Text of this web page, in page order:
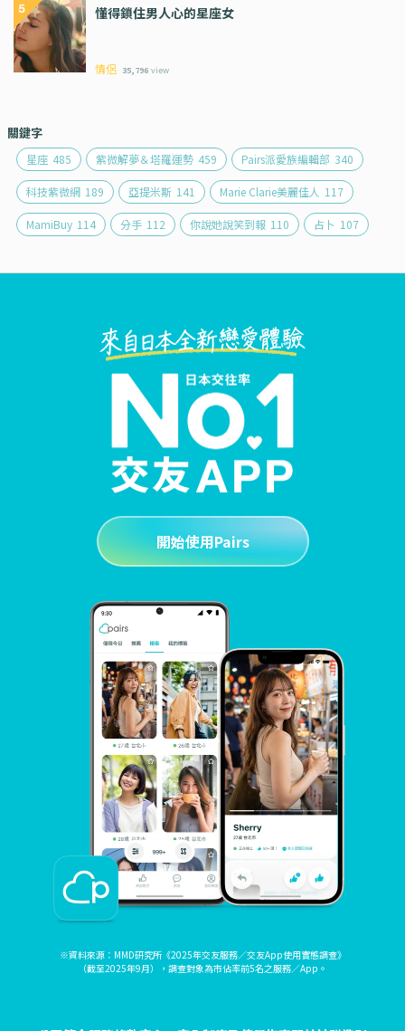
懂得鎖住男人心的星座女
情侶 35,796 view
關鍵字
星座 485 紫微解夢＆塔羅運勢 459 Pairs派愛族編輯部 340
科技紫微網 189 亞提米斯 141 Marie Clarie美麗佳人 117
MamiBuy 114 分手 112 你說她說笑到報 110 占卜 107
開始使用Pairs
※資料來源：MMD研究所《2025年交友服務／交友App使用實態調查》
（截至2025年9月），調查對象為市佔率前5名之服務／App。